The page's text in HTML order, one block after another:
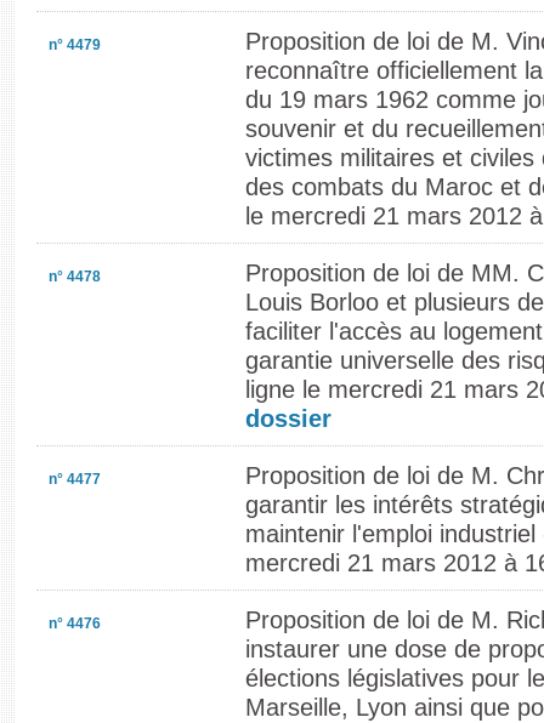
n° 4479
Proposition de loi de M.
reconnaître officiellement
du 19 mars 1962 comme
souvenir et du
victimes militaires et
des combats du Maroc et
le mercredi 21 mars 2012
n° 4478
Proposition de loi de MM.
Louis Borloo et plusieurs
faciliter l'accès au
garantie universelle des
ligne le mercredi 21 mars
dossier
n° 4477
Proposition de loi de M.
garantir les intérêts
maintenir l'emploi
mercredi 21 mars 2012 à
n° 4476
Proposition de loi de M.
instaurer une dose de
élections législatives pour
Marseille, Lyon ainsi que